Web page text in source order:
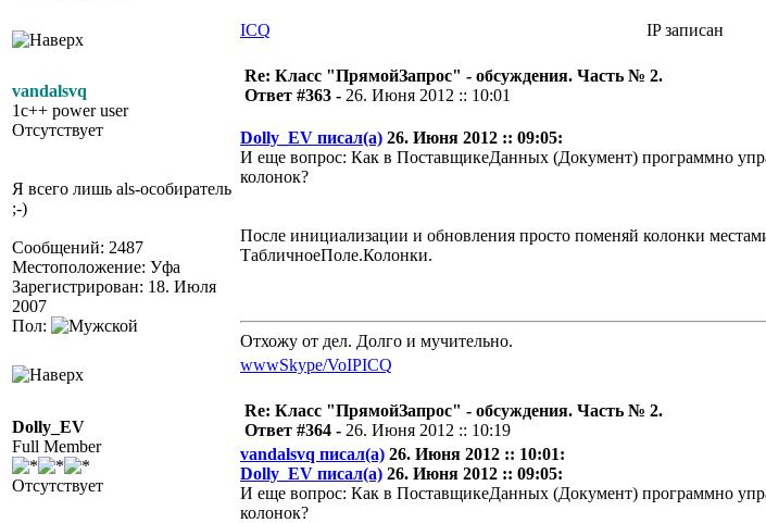
ICQ IP записан
vandalsvq
1c++ power user
Отсутствует
Я всего лишь als-особиратель
;-)
Сообщений: 2487
Местоположение: Уфа
Зарегистрирован: 18. Июля
2007
Пол:
Re: Класс "ПрямойЗапрос" - обсуждения. Часть № 2.
Ответ #363 - 26. Июня 2012 :: 10:01
Dolly_EV писал(а) 26. Июня 2012 :: 09:05:
И еще вопрос: Как в ПоставщикеДанных (Документ) программно
колонок?
После инициализации и обновления просто поменяй колонки
ТабличноеПоле.Колонки.
Отхожу от дел. Долго и мучительно.
wwwSkype/VoIPICQ
Dolly_EV
Full Member
Отсутствует
Re: Класс "ПрямойЗапрос" - обсуждения. Часть № 2.
Ответ #364 - 26. Июня 2012 :: 10:19
vandalsvq писал(а) 26. Июня 2012 :: 10:01:
Dolly_EV писал(а) 26. Июня 2012 :: 09:05:
И еще вопрос: Как в ПоставщикеДанных (Документ) программно
колонок?